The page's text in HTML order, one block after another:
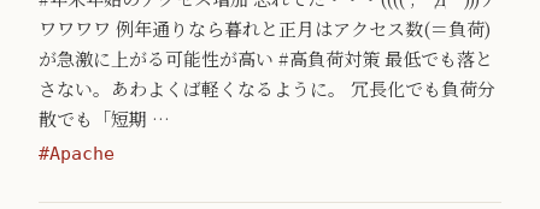
ワワワワ 例年通りなら暮れと正月はアクセス数(＝負荷)
が急激に上がる可能性が高い #高負荷対策 最低でも落と
さない。あわよくば軽くなるように。 冗長化でも負荷分
散でも「短期 …
#Apache